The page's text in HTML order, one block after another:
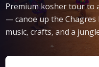
Premium kosher tour to
— canoe up the
music, crafts, and a